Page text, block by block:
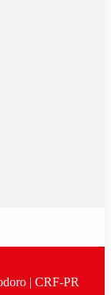
| CRF-PR